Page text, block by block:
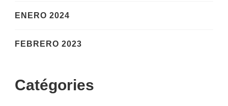
ENERO 2024
FEBRERO 2023
Catégories